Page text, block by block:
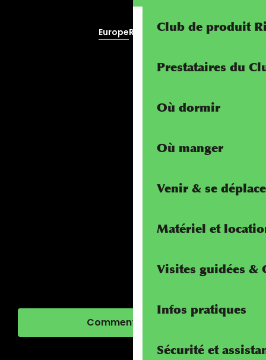
Club de produit
Prestataires du
Où dormir
Où manger
Venir & se
Matériel et
Visites guidées &
Infos pratiques
Sécurité et
EuropeRivierALP
Comment venir ?